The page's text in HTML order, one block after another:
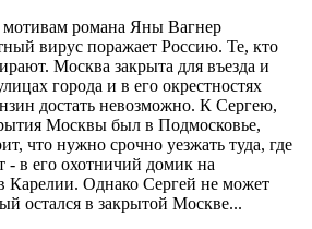
мотивам романа Яны Вагнер
вирус поражает Россию. Те, кто
Москва закрыта для въезда и
города и в его окрестностях
достать невозможно. К Сергею,
Москвы был в Подмосковье,
что нужно срочно уезжать туда, где
- в его охотничий домик на
Карелии. Однако Сергей не может
остался в закрытой Москве...